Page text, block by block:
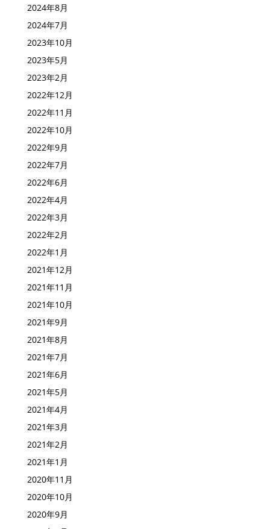
2024年8月
2024年7月
2023年10月
2023年5月
2023年2月
2022年12月
2022年11月
2022年10月
2022年9月
2022年7月
2022年6月
2022年4月
2022年3月
2022年2月
2022年1月
2021年12月
2021年11月
2021年10月
2021年9月
2021年8月
2021年7月
2021年6月
2021年5月
2021年4月
2021年3月
2021年2月
2021年1月
2020年11月
2020年10月
2020年9月